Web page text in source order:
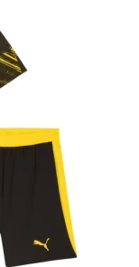
olika
alternativen
kan
på
produktsidan